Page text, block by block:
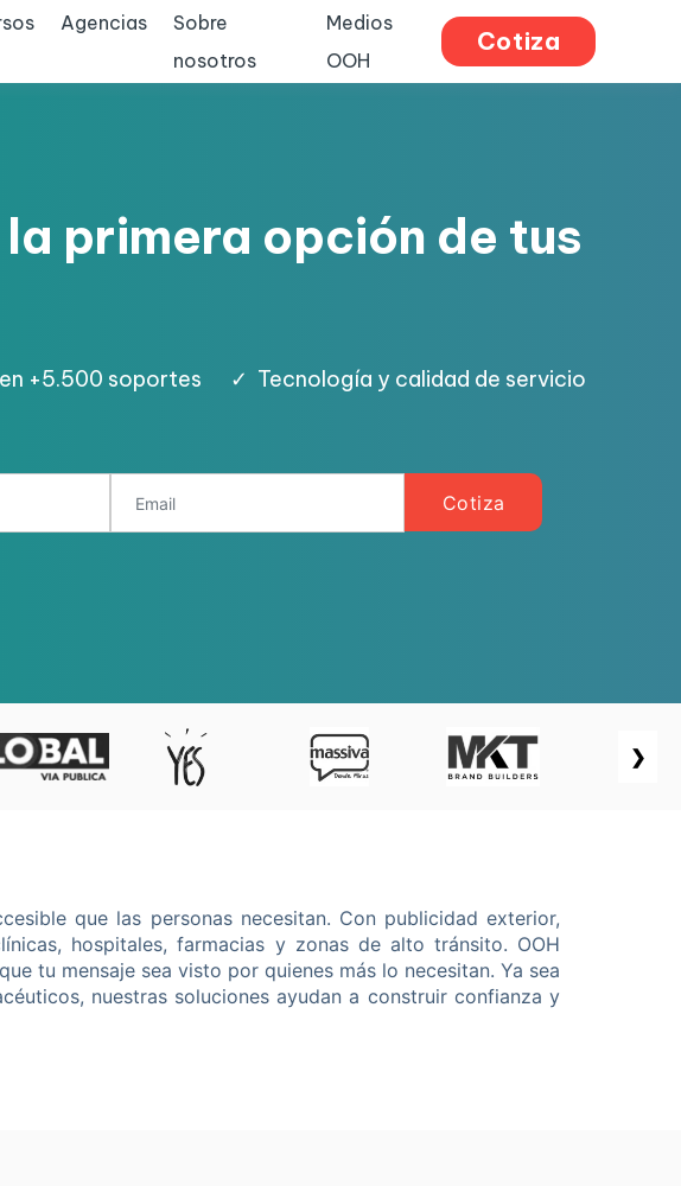
Agencias
Sobre
nosotros
Medios
OOH
Cotiza
primera opción de tus
+5.500 soportes ✓ Tecnología y calidad de servicio
Cotiza
❯
que las personas necesitan. Con publicidad exterior,
hospitales, farmacias y zonas de alto tránsito. OOH
tu mensaje sea visto por quienes más lo necesitan. Ya sea
nuestras soluciones ayudan a construir confianza y